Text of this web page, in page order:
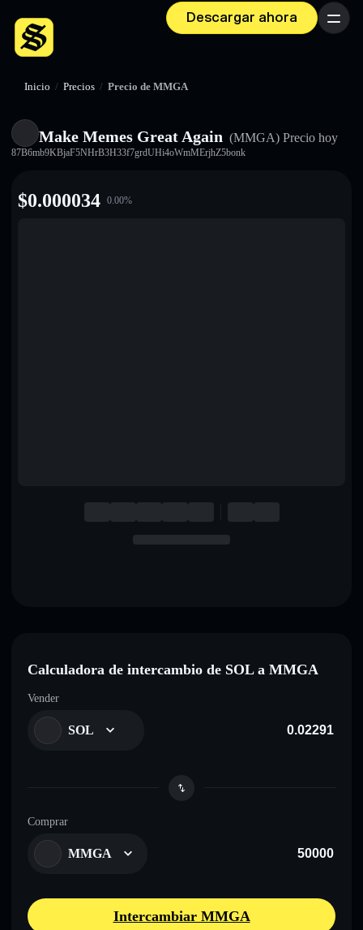
Descargar ahora Menú
Inicio / Precios / Precio de MMGA
Make Memes Great Again (MMGA) Precio hoy
87B6mb9KBjaF5NHrB3H33f7grdUHi4oWmMErjhZ5bonk
$0.000034 0.00%
Calculadora de intercambio de SOL a MMGA
Vender
SOL
Comprar
MMGA
Intercambiar MMGA